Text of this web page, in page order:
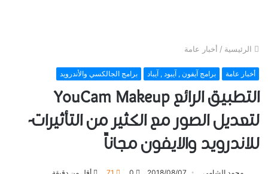
الرئيسية / أخبار عامة
أخبار عامة برامج آيفون , آيبود , آيباد برامج الجالكسي والأندرويد
التطبيق الرائع YouCam Makeup
لتعديل الصور مع الكثير من التأثيرات-
للاندرويد والايفون مجاناً